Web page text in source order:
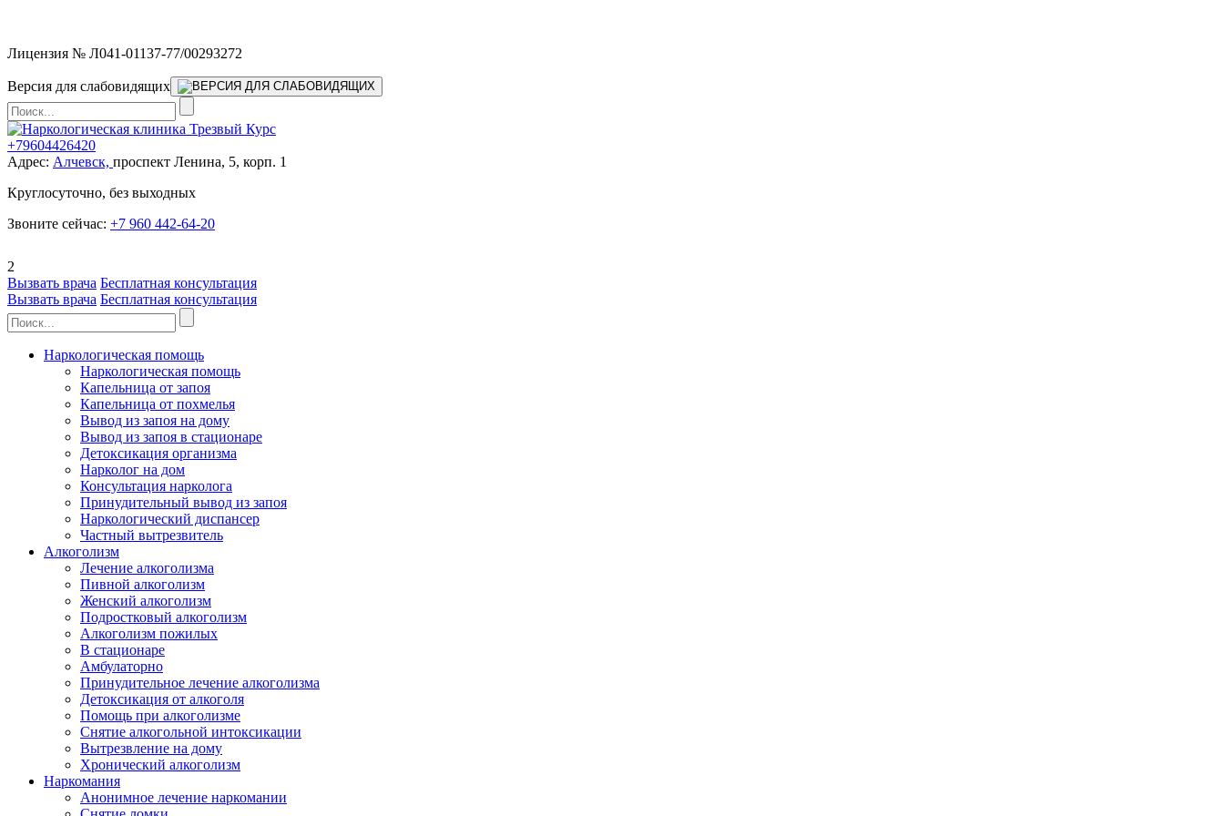
Лицензия № Л041-01137-77/00293272
Версия для слабовидящих
+79604426420
Адрес: Алчевск, проспект Ленина, 5, корп. 1
Круглосуточно, без выходных
Звоните сейчас: +7 960 442-64-20
2
Вызвать врача Бесплатная консультация
Вызвать врача Бесплатная консультация
Наркологическая помощь
Наркологическая помощь
Капельница от запоя
Капельница от похмелья
Вывод из запоя на дому
Вывод из запоя в стационаре
Детоксикация организма
Нарколог на дом
Консультация нарколога
Принудительный вывод из запоя
Наркологический диспансер
Частный вытрезвитель
Алкоголизм
Лечение алкоголизма
Пивной алкоголизм
Женский алкоголизм
Подростковый алкоголизм
Алкоголизм пожилых
В стационаре
Амбулаторно
Принудительное лечение алкоголизма
Детоксикация от алкоголя
Помощь при алкоголизме
Снятие алкогольной интоксикации
Вытрезвление на дому
Хронический алкоголизм
Наркомания
Анонимное лечение наркомании